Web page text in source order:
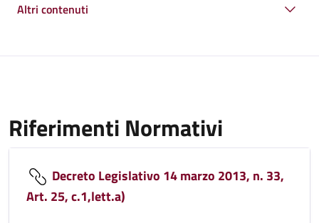
Altri contenuti
Riferimenti Normativi
Decreto Legislativo 14 marzo 2013, n. 33,
Art. 25, c.1,lett.a)